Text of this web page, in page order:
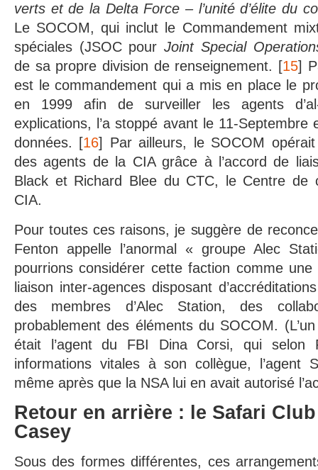
verts et de la Delta Force – l’unité d’élite du
Le SOCOM, qui inclut le Commandement
spéciales (JSOC pourJoint Special
de sa propre division de renseignement. [15]
est le commandement qui a mis en place le
en 1999 afin de surveiller les agents
explications, l’a stoppé avant le 11-
données. [16] Par ailleurs, le SOCOM
des agents de la CIA grâce à l’accord de
Black et Richard Blee du CTC, le Centre de
CIA.
Pour toutes ces raisons, je suggère de
Fenton appelle l’anormal « groupe Alec
pourrions considérer cette faction comme
liaison inter-agences disposant
des membres d’Alec Station, des
probablement des éléments du SOCOM.
était l’agent du FBI Dina Corsi, qui selon
informations vitales à son collègue, l’agent
même après que la NSA lui en avait autorisé
Retour en arrière : le Safari
Casey
Sous des formes différentes, ces